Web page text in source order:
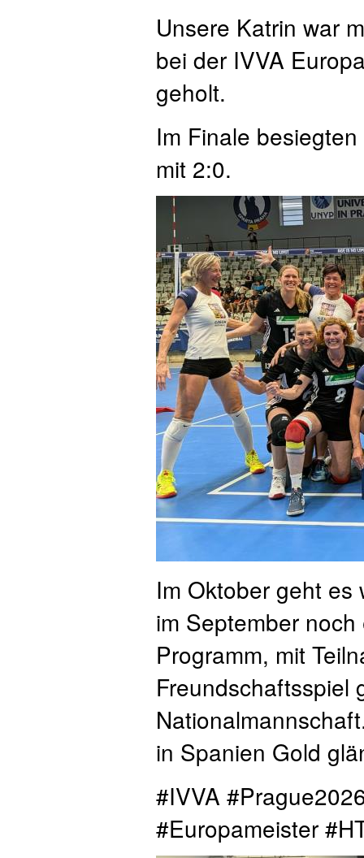
Unsere Katrin war
bei der IVVA
geholt.
Im Finale
mit 2:0.
Im Oktober geht es
im September
Programm, mit
Freundschaftsspiel
in Spanien Gold
#IVVA
#Europameister